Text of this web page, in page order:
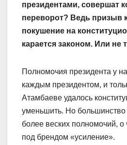
президентами, совершат
переворот? Ведь призыв
покушение на
карается законом. Или не
Полномочия президента у
каждым президентом, и
Атамбаеве удалось
уменьшить. Но большинство
более веских полномочий,
под брендом «усиление».